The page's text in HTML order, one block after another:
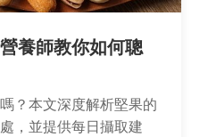
養師教你如何聰
？本文深度解析堅果的
，並提供每日攝取建